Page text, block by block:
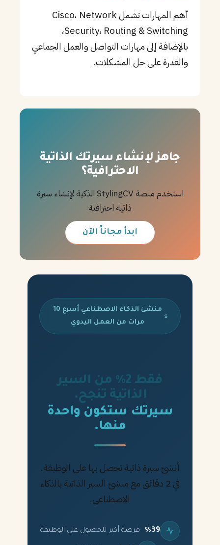
أهم المهارات تشمل Cisco، Network
Security، Routing & Switching،
بالإضافة إلى مهارات التواصل والعمل الجماعي
والقدرة على حل المشكلات.
جاهز لإنشاء سيرتك الذاتية
الاحترافية؟
استخدم منصة StylingCV الذكية لإنشاء سيرة
ذاتية احترافية
ابدأ مجاناً الآن
منشئ الذكاء الاصطناعي أسرع 10
مرات من العمل اليدوي
فقط 2% من السير
الذاتية تنجح.
سيرتك ستكون واحدة
منها.
أنشئ سيرة ذاتية تحصل بها على الوظيفة.
في 2 دقائق مع منشئ السير الذاتية بالذكاء
الاصطناعي.
%39 فرصة أكبر للحصول على الوظيفة